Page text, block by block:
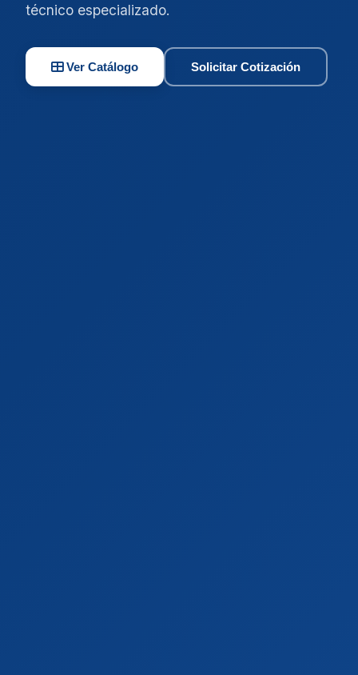
técnico especializado.
Ver Catálogo Solicitar Cotización